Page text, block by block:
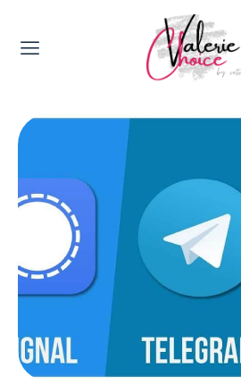
Valerie's Topics
Happyness &
Lifestyle, Sport &
Gadgets & Tech
Top 5 van
Health &
Nieuws &